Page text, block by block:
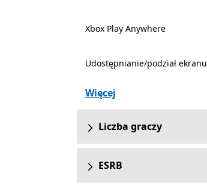
Xbox Play Anywhere
Udostępnianie/podział ekranu
Więcej
Liczba graczy
ESRB